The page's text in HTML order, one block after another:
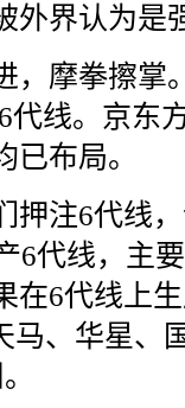
外界认为是
，摩拳擦掌
6代线。京东
布局。
押注6代线
6代线，主
在6代线上
马、华星、